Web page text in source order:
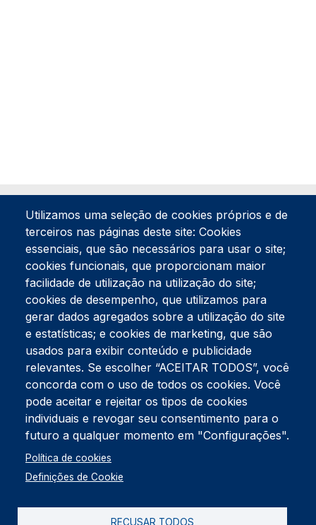
Tel:234 390 100Fax:234 390 100
Endereço Postal
Apartado 42
Rua Gil Eanes 31
3834-908 Gafanha da Nazaré
Estúdios
Rua Prior Guerra
Edifício do Centro Cultural da Gafanha da Nazaré
3830-556 Gafanha da Nazaré
Rodapé
Cookies
Política de Privacidade
Utilizamos uma seleção de cookies próprios e de
terceiros nas páginas deste site: Cookies
essenciais, que são necessários para usar o site;
cookies funcionais, que proporcionam maior
facilidade de utilização na utilização do site;
cookies de desempenho, que utilizamos para
gerar dados agregados sobre a utilização do site
e estatísticas; e cookies de marketing, que são
usados para exibir conteúdo e publicidade
relevantes. Se escolher “ACEITAR TODOS”, você
concorda com o uso de todos os cookies. Você
pode aceitar e rejeitar os tipos de cookies
individuais e revogar seu consentimento para o
futuro a qualquer momento em "Configurações".
Política de cookies
Definições de Cookie
RECUSAR TODOS